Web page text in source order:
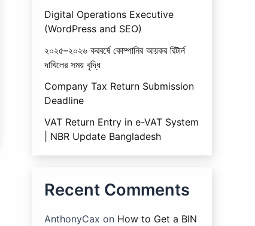
Digital Operations Executive
(WordPress and SEO)
২০২৫–২০২৬ করবর্ষে কোম্পানির আয়কর রিটার্ন
দাখিলের সময় বৃদ্ধি
Company Tax Return Submission
Deadline
VAT Return Entry in e-VAT System
| NBR Update Bangladesh
Recent Comments
AnthonyCax on How to Get a BIN